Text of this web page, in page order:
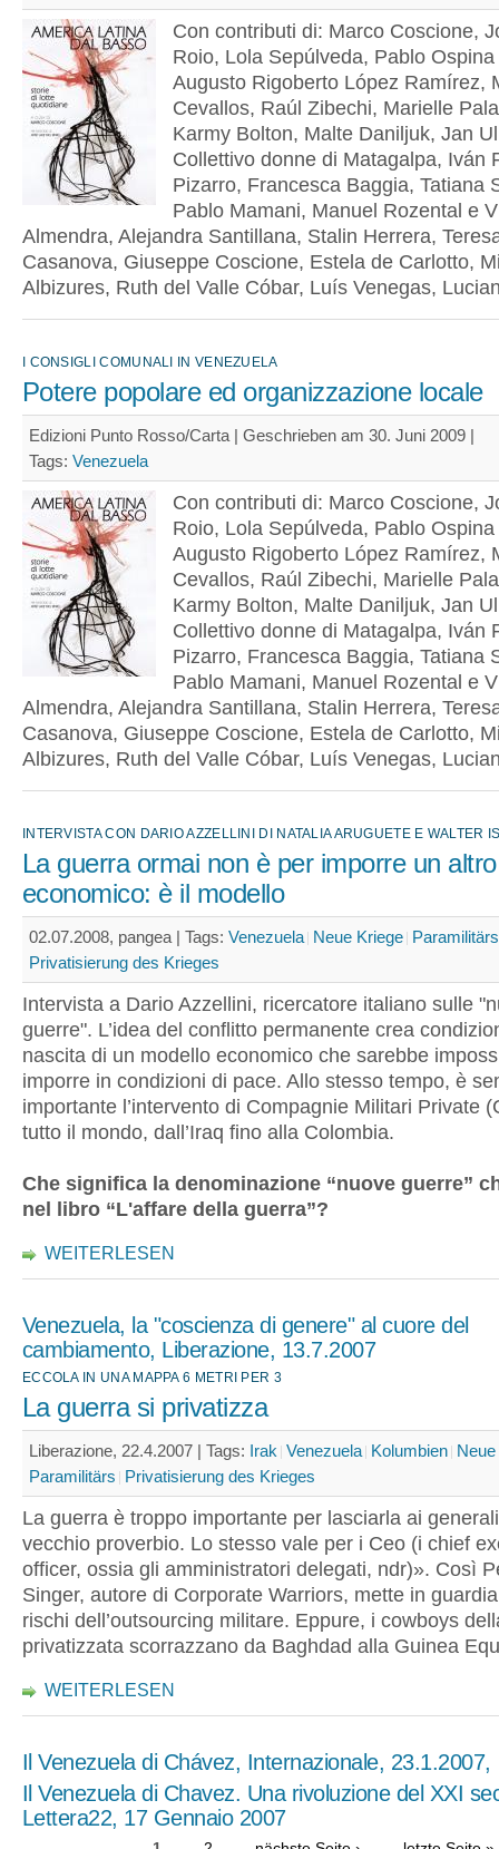
Con contributi di: Marco Coscione,
Roio, Lola Sepúlveda, Pablo
Augusto Rigoberto López Ramírez,
Cevallos, Raúl Zibechi, Marielle
Karmy Bolton, Malte Daniljuk, Jan
Collettivo donne di Matagalpa, Iván
Pizarro, Francesca Baggia, Tatiana
Pablo Mamani, Manuel Rozental e
Almendra, Alejandra Santillana, Stalin Herrera,
Casanova, Giuseppe Coscione, Estela de Carlotto,
Albizures, Ruth del Valle Cóbar, Luís Venegas,
I CONSIGLI COMUNALI IN VENEZUELA
Potere popolare ed organizzazione locale
Edizioni Punto Rosso/Carta | Geschrieben am 30. Juni 2009 |
Tags: Venezuela
Con contributi di: Marco Coscione,
Roio, Lola Sepúlveda, Pablo
Augusto Rigoberto López Ramírez,
Cevallos, Raúl Zibechi, Marielle
Karmy Bolton, Malte Daniljuk, Jan
Collettivo donne di Matagalpa, Iván
Pizarro, Francesca Baggia, Tatiana
Pablo Mamani, Manuel Rozental e
Almendra, Alejandra Santillana, Stalin Herrera,
Casanova, Giuseppe Coscione, Estela de Carlotto,
Albizures, Ruth del Valle Cóbar, Luís Venegas,
INTERVISTA CON DARIO AZZELLINI DI NATALIA ARUGUETE E WALTER
La guerra ormai non è per imporre un
economico: è il modello
02.07.2008, pangea | Tags: Venezuela Neue Kriege Paramilitärs
Privatisierung des Krieges
Intervista a Dario Azzellini, ricercatore italiano sulle
guerre". L’idea del conflitto permanente crea
nascita di un modello economico che sarebbe
imporre in condizioni di pace. Allo stesso tempo, è
importante l’intervento di Compagnie Militari Private
tutto il mondo, dall’Iraq fino alla Colombia.
Che significa la denominazione “nuove guerre”
nel libro “L'affare della guerra”?
WEITERLESEN
Venezuela, la "coscienza di genere" al cuore del
cambiamento, Liberazione, 13.7.2007
ECCOLA IN UNA MAPPA 6 METRI PER 3
La guerra si privatizza
Liberazione, 22.4.2007 | Tags: Irak Venezuela Kolumbien
Paramilitärs Privatisierung des Krieges
La guerra è troppo importante per lasciarla ai
vecchio proverbio. Lo stesso vale per i Ceo (i chief
officer, ossia gli amministratori delegati, ndr)». Così
Singer, autore di Corporate Warriors, mette in
rischi dell’outsourcing militare. Eppure, i cowboys
privatizzata scorrazzano da Baghdad alla Guinea
WEITERLESEN
Il Venezuela di Chávez, Internazionale, 23.1.2007,
Il Venezuela di Chavez. Una rivoluzione del XXI
Lettera22, 17 Gennaio 2007